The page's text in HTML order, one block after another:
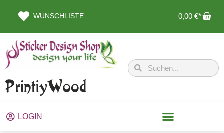
WUNSCHLISTE 0,00 €
LOGIN